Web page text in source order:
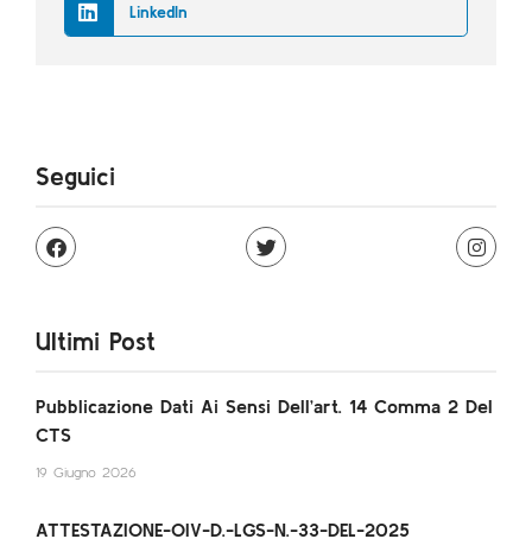
LinkedIn
Seguici
Ultimi Post
Pubblicazione Dati Ai Sensi Dell’art. 14 Comma 2 Del
CTS
19 Giugno 2026
ATTESTAZIONE-OIV-D.-LGS-N.-33-DEL-2025